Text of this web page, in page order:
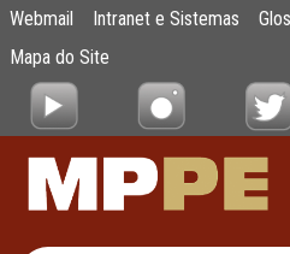
Pular para o Conteúdo principal
MPPE lança nova
Webmail Intranet e Sistemas
Mapa do Site